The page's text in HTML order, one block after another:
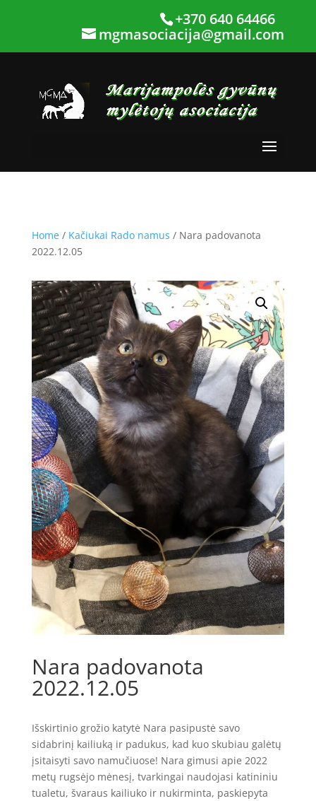
+370 640 64466
mgmasociacija@gmail.com
Home/ Kačiukai Rado namus / Nara padovanota
2022.12.05
Nara padovanota
2022.12.05
Išskirtinio grožio katytė Nara pasipustė savo
sidabrinį kailiuką ir padukus, kad kuo skubiau galėtų
įsitaisyti savo namučiuose! Nara gimusi apie 2022
metų rugsėjo mėnesį, tvarkingai naudojasi katininiu
tualetu, švaraus kailiuko ir nukirminta, paskiepyta